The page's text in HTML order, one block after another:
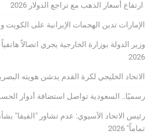
ارتفاع أسعار الذهب مع تراجع الدولار 2026
الإمارات تدين الهجمات الإيرانية على الكويت
وزير الدولة بوزارة الخارجية يجري اتصالاً
2026
الاتحاد الخليجي لكرة القدم يدشن هويته
رسميًا.. السعودية تواصل استضافة أدوار الحسم
رئيس الاتحاد الآسيوي: عدم تشاور "الفيفا"
تماماً" 2026